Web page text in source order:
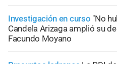
Investigación en curso "No
Candela Arizaga amplió su
Facundo Moyano